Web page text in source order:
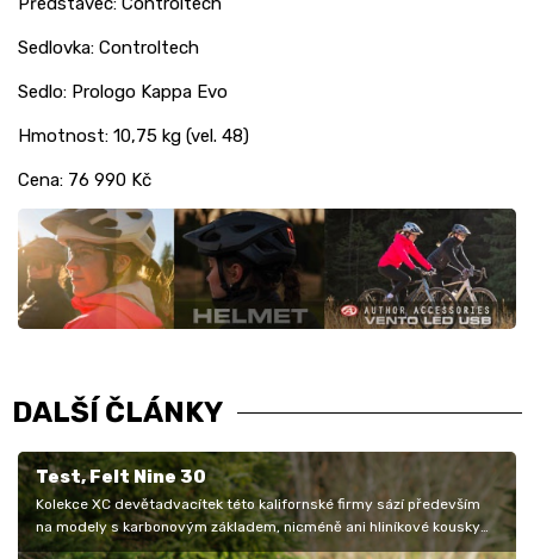
Sedlovka: Controltech
Sedlo: Prologo Kappa Evo
Hmotnost: 10,75 kg (vel. 48)
Cena: 76 990 Kč
DALŠÍ ČLÁNKY
Test, Felt Nine 30
Kolekce XC devětadvacítek této kalifornské firmy sází především
na modely s karbonovým základem, nicméně ani hliníkové kousky
neudělají…